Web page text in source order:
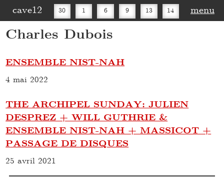
cave12 30 1 6 9 13 14
16 20 27
menu
Charles Dubois
ENSEMBLE NIST-NAH
4 mai 2022
THE ARCHIPEL SUNDAY: JULIEN
DESPREZ + WILL GUTHRIE &
ENSEMBLE NIST-NAH + MASSICOT +
PASSAGE DE DISQUES
25 avril 2021